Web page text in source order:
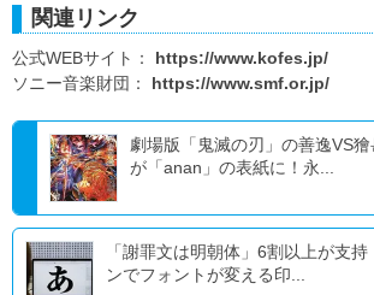
関連リンク
公式WEBサイト： https://www.kofes.jp/
ソニー音楽財団： https://www.smf.or.jp/
劇場版「鬼滅の刃」の善逸VS
が「anan」の表紙に！永...
「謝罪文は明朝体」6割以上が支
ンでフォントが変える印...